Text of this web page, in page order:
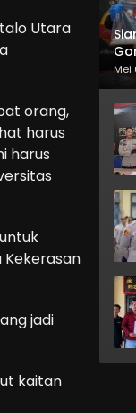
Utara
orang,
harus
harus
jadi
kaitan
Mei